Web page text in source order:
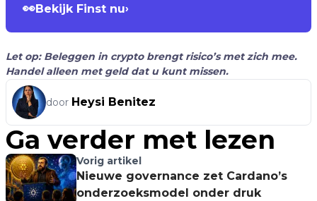
👀Bekijk Finst nu›
Let op: Beleggen in crypto brengt risico’s met zich mee.
Handel alleen met geld dat u kunt missen.
door Heysi Benitez
Ga verder met lezen
Vorig artikel
Nieuwe governance zet Cardano’s
onderzoeksmodel onder druk